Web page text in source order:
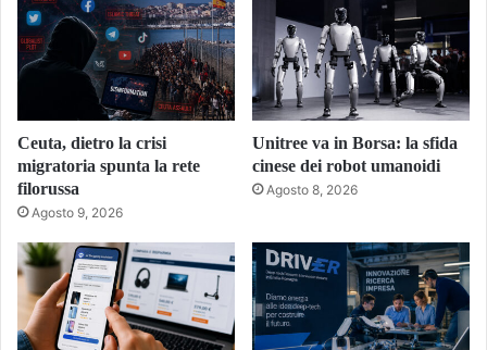
Ceuta, dietro la crisi
migratoria spunta la rete
filorussa
Agosto 9, 2026
Unitree va in Borsa: la sfida
cinese dei robot umanoidi
Agosto 8, 2026